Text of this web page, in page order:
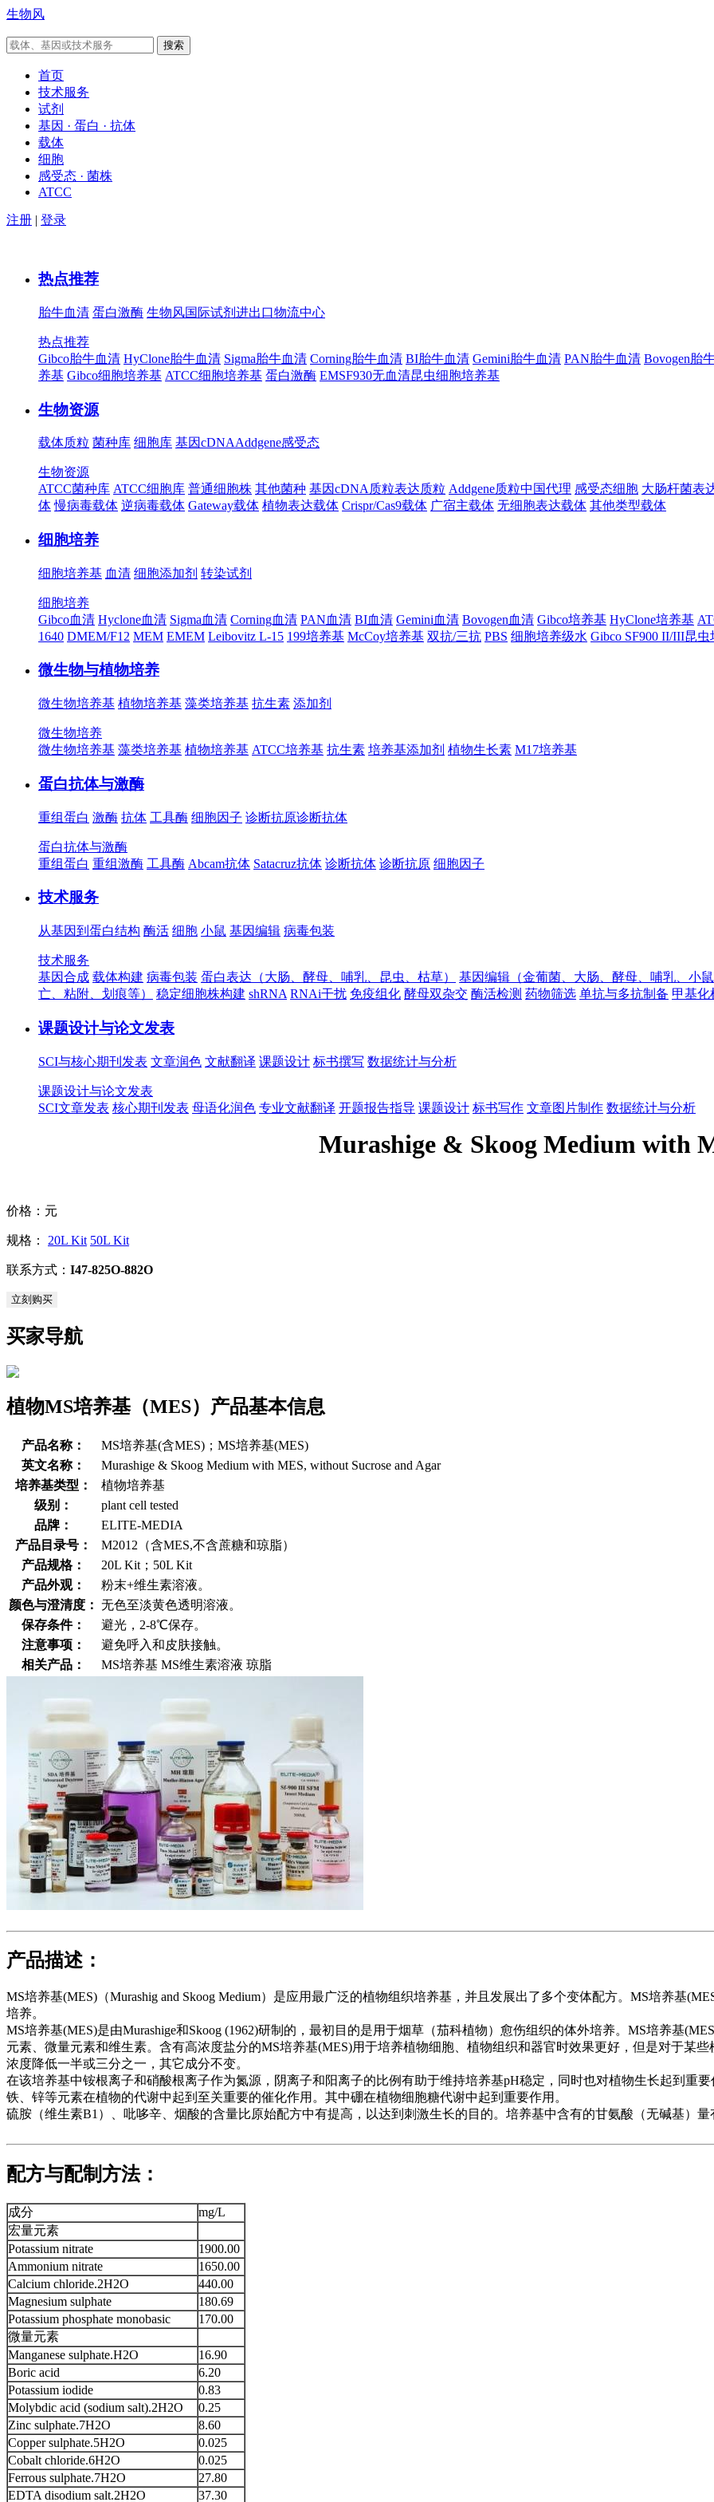
生物风
首页
技术服务
试剂
基因 · 蛋白 · 抗体
载体
细胞
感受态 · 菌株
ATCC
注册 | 登录
热点推荐
胎牛血清 蛋白激酶 生物风国际试剂进出口物流中心
热点推荐
Gibco胎牛血清 HyClone胎牛血清 Sigma胎牛血清 Corning胎牛血清 BI胎牛血清 Gemini胎牛血清 PAN胎牛血清 Bovogen胎
养基 Gibco细胞培养基 ATCC细胞培养基 蛋白激酶 EMSF930无血清昆虫细胞培养基
生物资源
载体质粒 菌种库 细胞库 基因cDNAAddgene感受态
生物资源
ATCC菌种库 ATCC细胞库 普通细胞株 其他菌种 基因cDNA质粒表达质粒 Addgene质粒中国代理 感受态细胞 大肠杆菌表
体 慢病毒载体 逆病毒载体 Gateway载体 植物表达载体 Crispr/Cas9载体 广宿主载体 无细胞表达载体 其他类型载体
细胞培养
细胞培养基 血清 细胞添加剂 转染试剂
细胞培养
Gibco血清 Hyclone血清 Sigma血清 Corning血清 PAN血清 BI血清 Gemini血清 Bovogen血清 Gibco培养基 HyClone培养基
1640 DMEM/F12 MEM EMEM Leibovitz L-15 199培养基 McCoy培养基 双抗/三抗 PBS 细胞培养级水 Gibco SF900 II/III昆
微生物与植物培养
微生物培养基 植物培养基 藻类培养基 抗生素 添加剂
微生物培养
微生物培养基 藻类培养基 植物培养基 ATCC培养基 抗生素 培养基添加剂 植物生长素 M17培养基
蛋白抗体与激酶
重组蛋白 激酶 抗体 工具酶 细胞因子 诊断抗原诊断抗体
蛋白抗体与激酶
重组蛋白 重组激酶 工具酶 Abcam抗体 Satacruz抗体 诊断抗体 诊断抗原 细胞因子
技术服务
从基因到蛋白结构 酶活 细胞 小鼠 基因编辑 病毒包装
技术服务
基因合成 载体构建 病毒包装 蛋白表达（大肠、酵母、哺乳、昆虫、枯草）
基因编辑（金葡菌、大肠、酵母、哺乳、小
亡、粘附、划痕等）
稳定细胞株构建 shRNA RNAi干扰 免疫组化 酵母双杂交 酶活检测 药物筛选 单抗与多抗制备 甲基化
课题设计与论文发表
SCI与核心期刊发表 文章润色 文献翻译 课题设计 标书撰写 数据统计与分析
课题设计与论文发表
SCI文章发表 核心期刊发表 母语化润色 专业文献翻译 开题报告指导 课题设计 标书写作 文章图片制作 数据统计与分析
Murashige & Skoog Medium with
价格： 元
规格： 20L Kit 50L Kit
联系方式： I47-825O-882O
立刻购买
买家导航
植物MS培养基（MES）产品基本信息
产品名称：
MS培养基(含MES)；MS培养基(MES)
英文名称：
Murashige & Skoog Medium with MES, without Sucrose and Agar
培养基类型：
植物培养基
级别：
plant cell tested
品牌：
ELITE-MEDIA
产品目录号：
M2012（含MES,不含蔗糖和琼脂）
产品规格：
20L Kit；50L Kit
产品外观：
粉末+维生素溶液。
颜色与澄清度： 无色至淡黄色透明溶液。
保存条件：
避光，2-8℃保存。
注意事项：
避免呼入和皮肤接触。
相关产品：
MS培养基 MS维生素溶液 琼脂
产品描述：
MS培养基(MES)（Murashig and Skoog Medium）是应用最广泛的植物组织培养基，并且发展出了多个变体配方。MS培养基
培养。
MS培养基(MES)是由Murashige和Skoog (1962)研制的，最初目的是用于烟草（茄科植物）愈伤组织的体外培养。MS培养基
元素、微量元素和维生素。含有高浓度盐分的MS培养基(MES)用于培养植物细胞、植物组织和器官时效果更好，但是对于某
浓度降低一半或三分之一，其它成分不变。
在该培养基中铵根离子和硝酸根离子作为氮源，阴离子和阳离子的比例有助于维持培养基pH稳定，同时也对植物生长起到重
铁、锌等元素在植物的代谢中起到至关重要的催化作用。其中硼在植物细胞糖代谢中起到重要作用。
硫胺（维生素B1）、吡哆辛、烟酸的含量比原始配方中有提高，以达到刺激生长的目的。培养基中含有的甘氨酸（无碱基）量
配方与配制方法：
成分
mg/L
宏量元素
Potassium nitrate
1900.00
Ammonium nitrate
1650.00
Calcium chloride.2H2O
440.00
Magnesium sulphate
180.69
Potassium phosphate monobasic
170.00
微量元素
Manganese sulphate.H2O
16.90
Boric acid
6.20
Potassium iodide
0.83
Molybdic acid (sodium salt).2H2O
0.25
Zinc sulphate.7H2O
8.60
Copper sulphate.5H2O
0.025
Cobalt chloride.6H2O
0.025
Ferrous sulphate.7H2O
27.80
EDTA disodium salt.2H2O
37.30